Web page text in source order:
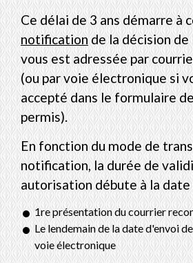
Ce délai de 3 ans démarre à
notificationde la décision de
vous est adressée par
(ou par voie électronique si
accepté dans le formulaire
permis).
En fonction du mode de
notification, la durée de
autorisation débute à la date
1représentation du courrier
Le lendemain de la date d'envoi
voie électronique